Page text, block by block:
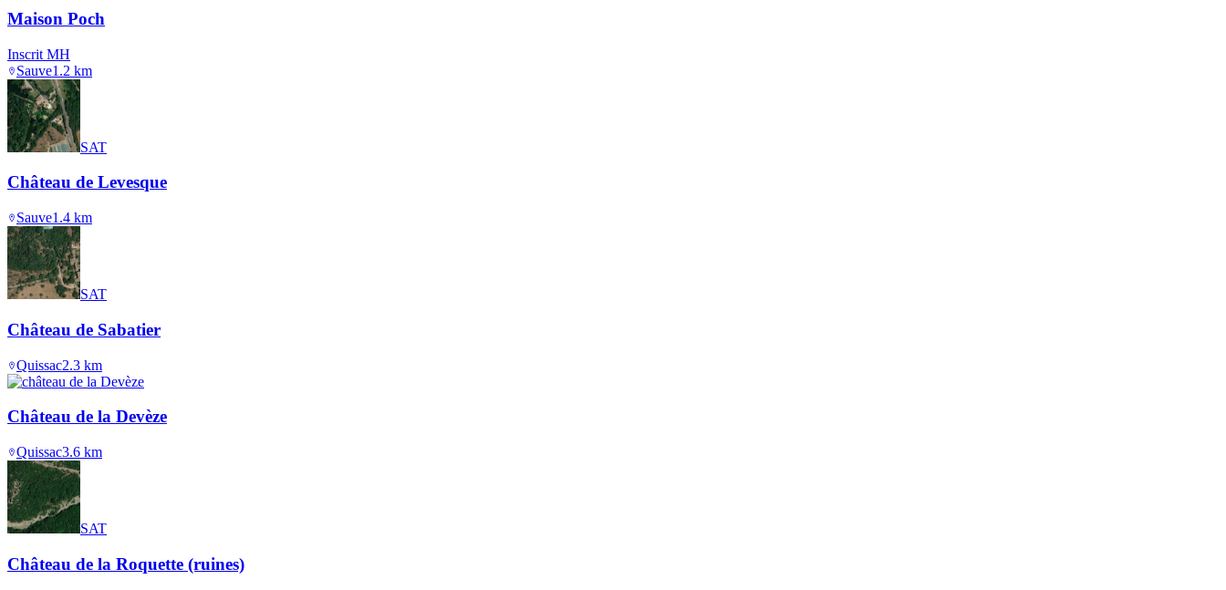
Maison Poch
Inscrit MH
Sauve1.2 km
SAT
Château de Levesque
Sauve1.4 km
SAT
Château de Sabatier
Quissac2.3 km
Château de la Devèze
Quissac3.6 km
SAT
Château de la Roquette (ruines)